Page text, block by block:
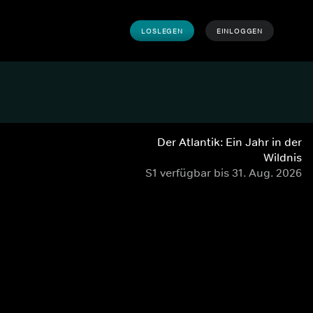
LOSLEGEN EINLOGGEN
Der Atlantik: Ein Jahr in der
Wildnis
S1 verfügbar bis 31. Aug. 2026